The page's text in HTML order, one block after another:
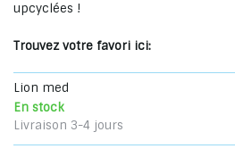
upcyclées !
Trouvez votre favori ici:
Lion med
En stock
Livraison 3-4 jours